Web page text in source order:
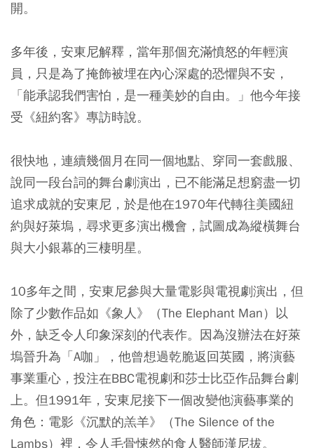
開。
多年後，安東尼解釋，當年那個充滿憤怒的年輕演
員，只是為了掩飾被埋在內心深處的恐懼與不安，
「能承認我們害怕，是一種美妙的自由。」他今年接
受《紐約客》專訪時說。
很快地，連續幾個月在同一個地點、穿同一套戲服、
說同一段台詞的舞台劇演出，已不能滿足想窮盡一切
追求成就的安東尼，於是他在1970年代轉往美國紐
約與好萊塢，尋求更多演出機會，試圖成為縱橫舞台
與大小銀幕的三棲明星。
10多年之間，安東尼參與大量電影與電視劇演出，但
除了少數作品如《象人》（The Elephant Man）以
外，缺乏令人印象深刻的代表作。因為沒辦法在好萊
塢晉升為「A咖」，他曾想過乾脆返回英國，將演藝
事業重心，投注在BBC電視劇和莎士比亞作品舞台劇
上。但1991年，安東尼接下一個改變他演藝事業的
角色：電影《沉默的羔羊》（The Silence of the
Lambs）裡，令人毛骨悚然的食人醫師漢尼拔。